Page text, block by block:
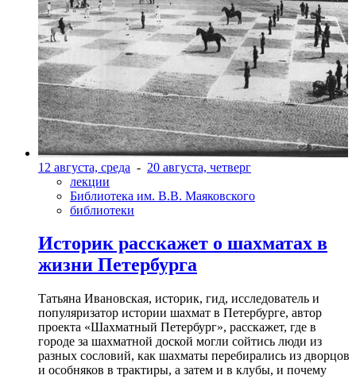
12 августа, среда - 20 августа, четверг
лекции
Библиотека им. В.В. Маяковского
библиотеки
Историк расскажет о шахматах в
жизни Петербурга
Татьяна Ивановская, историк, гид, исследователь и
популяризатор истории шахмат в Петербурге, автор
проекта «Шахматный Петербург», расскажет, где в
городе за шахматной доской могли сойтись люди из
разных сословий, как шахматы перебирались из дворцов
и особняков в трактиры, а затем и в клубы, и почему